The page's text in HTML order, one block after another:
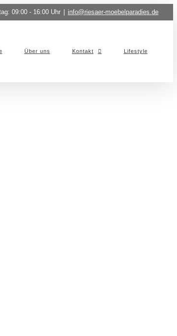
09:00 - 16:00 Uhr info@riesaer-moebelparadies.de
Über uns Kontakt Lifestyle